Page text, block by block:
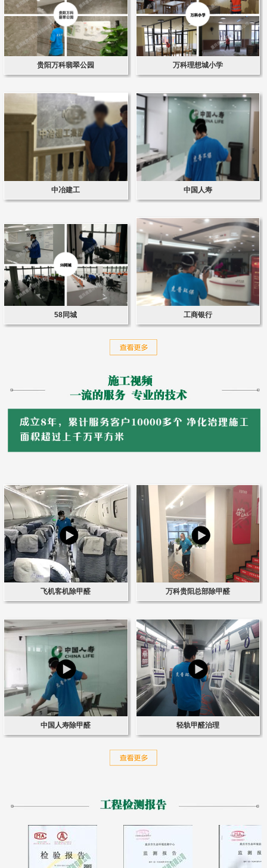
贵阳万科翡翠公园 万科理想城小学
中冶建工 中国人寿
58同城 工商银行
飞机客机除甲醛 万科贵阳总部除甲醛
中国人寿除甲醛 轻轨甲醛治理